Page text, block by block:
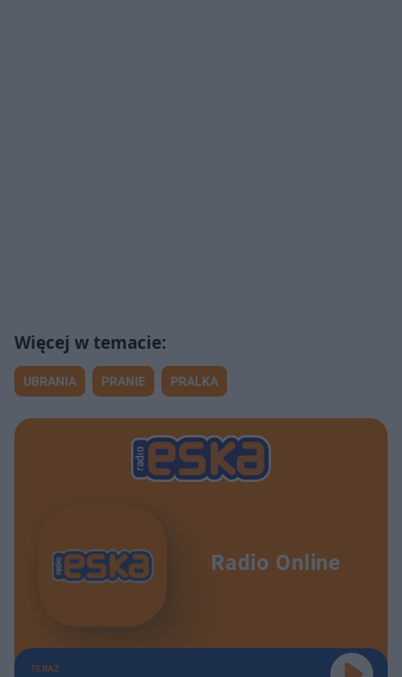
UBRANIA PRANIE PRALKA
Radio Online
TERAZ